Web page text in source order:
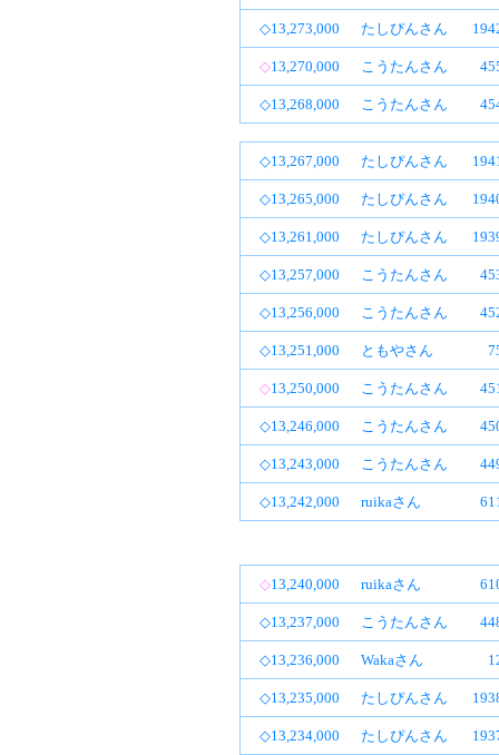
◇13,273,000 たしぴんさん
◇13,270,000 こうたんさん
◇13,268,000 こうたんさん
◇13,267,000 たしぴんさん
◇13,265,000 たしぴんさん
◇13,261,000 たしぴんさん
◇13,257,000 こうたんさん
◇13,256,000 こうたんさん
◇13,251,000 ともやさん
◇13,250,000 こうたんさん
◇13,246,000 こうたんさん
◇13,243,000 こうたんさん
◇13,242,000 ruikaさん
◇13,240,000 ruikaさん
◇13,237,000 こうたんさん
◇13,236,000 Wakaさん
◇13,235,000 たしぴんさん
◇13,234,000 たしぴんさん